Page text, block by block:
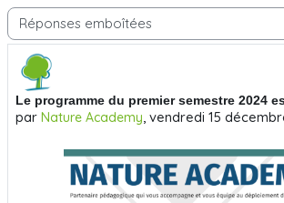
Type d’affichage
Le programme du premier semestre 2024
par Nature Academy vendredi 15
Nombre de réponses : 0